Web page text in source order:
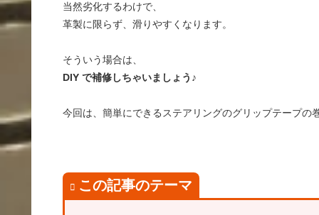
当然劣化するわけで、
革製に限らず、滑りやすくなります。
そういう場合は、
DIY で補修しちゃいましょう♪
今回は、簡単にできるステアリングのグリップテープの
この記事のテーマ